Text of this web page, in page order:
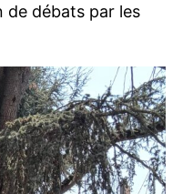
de débats par les